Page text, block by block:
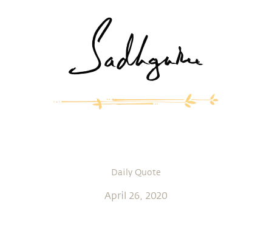
Daily Quote
April 26, 2020